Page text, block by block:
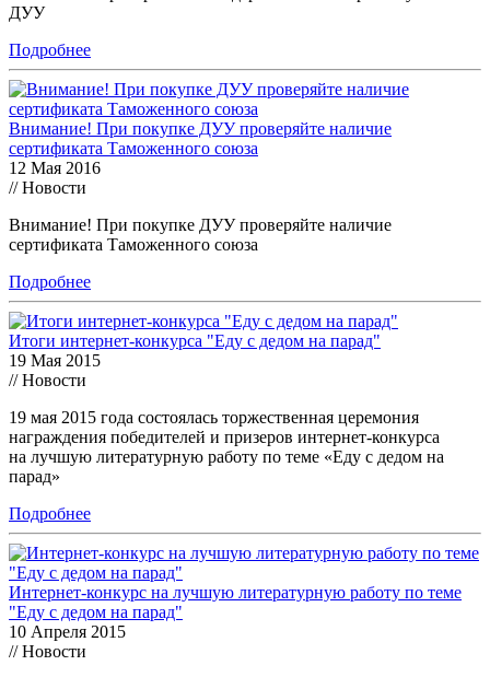
ДУУ
Подробнее
Внимание! При покупке ДУУ проверяйте наличие
сертификата Таможенного союза
12 Мая 2016
// Новости
Внимание! При покупке ДУУ проверяйте наличие
сертификата Таможенного союза
Подробнее
Итоги интернет-конкурса "Еду с дедом на парад"
19 Мая 2015
// Новости
19 мая 2015 года состоялась торжественная церемония
награждения победителей и призеров интернет-конкурса
на лучшую литературную работу по теме «Еду с дедом на
парад»
Подробнее
Интернет-конкурс на лучшую литературную работу по теме
"Еду с дедом на парад"
10 Апреля 2015
// Новости